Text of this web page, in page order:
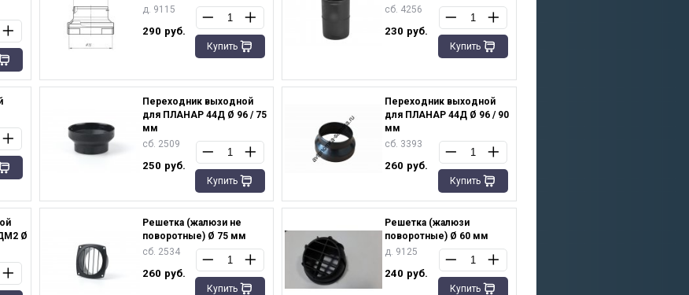
д. 9115
290 руб.
Купить
сб. 4256
230 руб.
Купить
Переходник выходной
для ПЛАНАР 44Д Ø 96 / 75
мм
сб. 2509
250 руб.
Купить
Переходник выходной
для ПЛАНАР 44Д Ø 96 / 90
мм
сб. 3393
260 руб.
Купить
Ø
Решетка (жалюзи не
поворотные) Ø 75 мм
сб. 2534
260 руб.
Купить
Решетка (жалюзи
поворотные) Ø 60 мм
д. 9125
240 руб.
Купить